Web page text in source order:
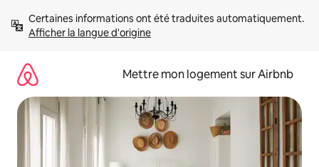
directement
Afficher la langue d'origine
Mettre mon logement sur Airbnb